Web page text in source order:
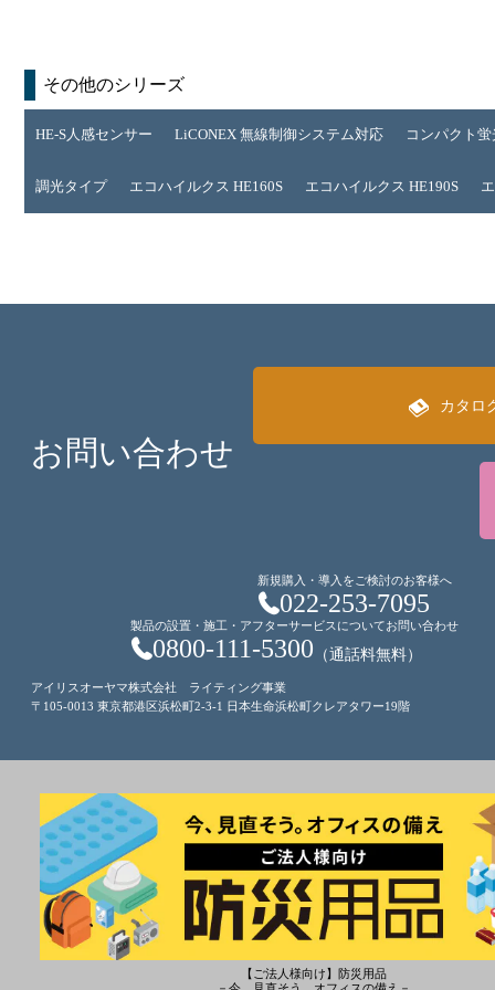
その他のシリーズ
HE-S人感センサー LiCONEX 無線制御システム対応 コンパクト
調光タイプ エコハイルクス HE160S エコハイルクス HE190S
お問い合わせ
カタロ
新規購入・導入をご検討のお客様へ
022-253-7095
製品の設置・施工・アフターサービスについてお問い合わせ
0800-111-5300 （通話料無料）
アイリスオーヤマ株式会社 ライティング事業
〒105-0013 東京都港区浜松町2-3-1 日本生命浜松町クレアタワー19階
【ご法人様向け】防災用品